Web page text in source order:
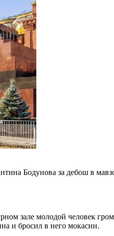
Бодунова за дебош в
зале молодой человек
и бросил в него мокасин.